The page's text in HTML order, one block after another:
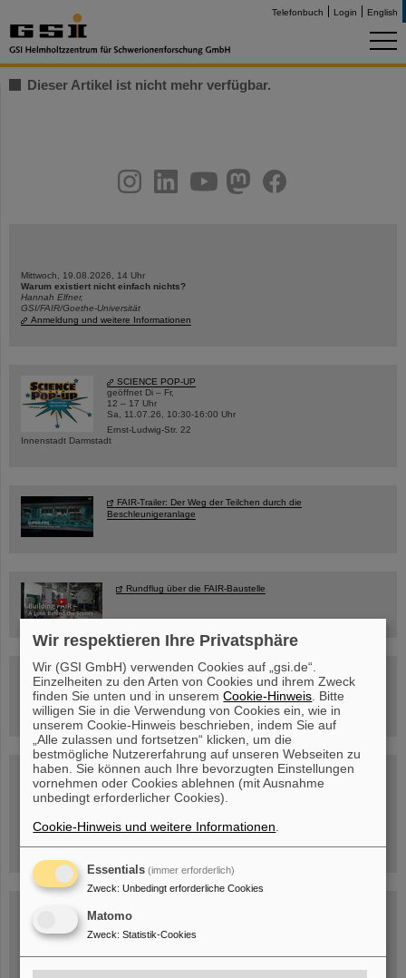
Telefonbuch Login English
Dieser Artikel ist nicht mehr verfügbar.
youtubehelmholtz.socialfacebook
Mittwoch, 19.08.2026, 14 Uhr
Warum existiert nicht einfach nichts?
Hannah Elfner,
GSI/FAIR/Goethe-Universität
Anmeldung und weitere Informationen
SCIENCE POP-UP
geöffnet Di – Fr,
12 – 17 Uhr
Sa, 11.07.26, 10:30-16:00 Uhr
Ernst-Ludwig-Str. 22
Innenstadt Darmstadt
FAIR-Trailer: Der Weg der Teilchen durch die
Beschleunigeranlage
Rundflug über die FAIR-Baustelle
Besichtigung von GSI/FAIR –
jetzt Termin buchen!
Blog Beam On
Menschen ...hinter GSI und FAIR.
Wir respektieren Ihre Privatsphäre
Wir (GSI GmbH) verwenden Cookies auf „gsi.de“.
Einzelheiten zu den Arten von Cookies und ihrem Zweck
finden Sie unten und in unseremCookie-Hinweis . Bitte
willigen Sie in die Verwendung von Cookies ein, wie in
unserem Cookie-Hinweis beschrieben, indem Sie auf
„Alle zulassen und fortsetzen“ klicken, um die
bestmögliche Nutzererfahrung auf unseren Webseiten zu
haben. Sie können auch Ihre bevorzugten Einstellungen
vornehmen oder Cookies ablehnen (mit Ausnahme
unbedingt erforderlicher Cookies).
Cookie-Hinweis und weitere Informationen
Essentials (immer erforderlich)
Zweck: Unbedingt erforderliche Cookies
Matomo
Zweck: Statistik-Cookies